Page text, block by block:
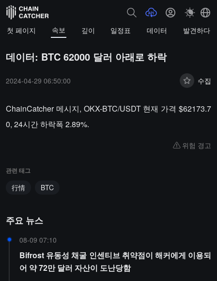
첫 페이지 속보 깊이 일정표 데이터 발견하다
데이터: BTC 62000 달러 아래로 하락
2024-04-29 06:50:00 수집
ChainCatcher 메시지, OKX-BTC/USDT 현재 가격 $62173.7
0, 24시간 하락폭 2.89%.
위험 경고
관련 태그
行情 BTC
주요 뉴스
08-09 07:10
Bifrost 유동성 채굴 인센티브 취약점이 해커에게 이용되
어 약 72만 달러 자산이 도난당함